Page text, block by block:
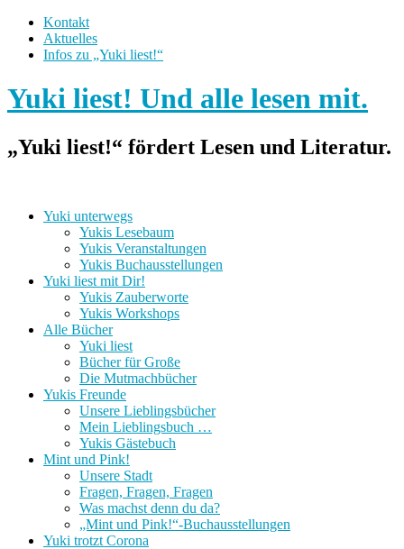
Kontakt
Aktuelles
Infos zu „Yuki liest!“
Yuki liest! Und alle lesen mit.
„Yuki liest!“ fördert Lesen und Literatur.
Yuki unterwegs
Yukis Lesebaum
Yukis Veranstaltungen
Yukis Buchausstellungen
Yuki liest mit Dir!
Yukis Zauberworte
Yukis Workshops
Alle Bücher
Yuki liest
Bücher für Große
Die Mutmachbücher
Yukis Freunde
Unsere Lieblingsbücher
Mein Lieblingsbuch …
Yukis Gästebuch
Mint und Pink!
Unsere Stadt
Fragen, Fragen, Fragen
Was machst denn du da?
„Mint und Pink!“-Buchausstellungen
Yuki trotzt Corona